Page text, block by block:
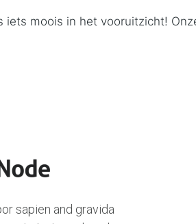
iets moois in het vooruitzicht!
sapien and gravida